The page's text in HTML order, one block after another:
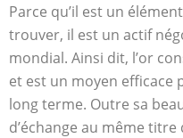
Parce qu’il est un
trouver, il est un actif
mondial. Ainsi dit, l’or
et est un moyen efficace
long terme. Outre sa
d’échange au même